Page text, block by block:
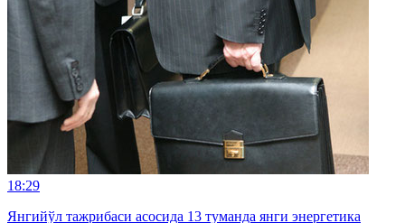
18:29
Янгийўл тажрибаси асосида 13 туманда янги энергетика